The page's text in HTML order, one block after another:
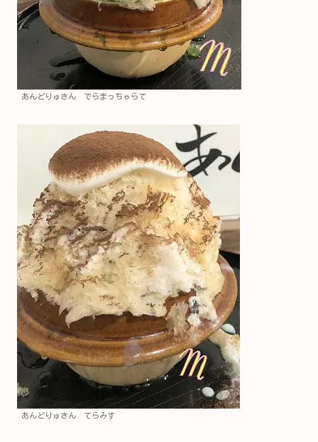
あんどりゅさん でらまっちゃらて
あんどりゅさん てらみす